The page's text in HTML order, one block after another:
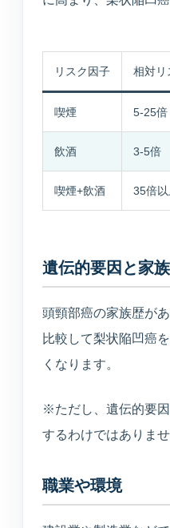
リスク因子 相対リ
喫煙 5-25倍
飲酒 3-5倍
喫煙+飲酒 35倍
遺伝的要因と家
頭頸部癌の家族歴が
比較して梨状陥凹癌
くなります。
※ただし、遺伝的要
するわけではありませ
職業や環境